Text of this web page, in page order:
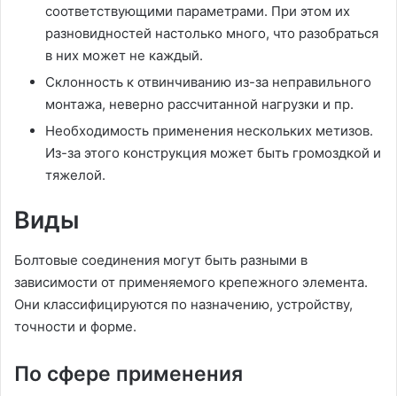
соответствующими параметрами. При этом их
разновидностей настолько много, что разобраться
в них может не каждый.
Склонность к отвинчиванию из-за неправильного
монтажа, неверно рассчитанной нагрузки и пр.
Необходимость применения нескольких метизов.
Из-за этого конструкция может быть громоздкой и
тяжелой.
Виды
Болтовые соединения могут быть разными в
зависимости от применяемого крепежного элемента.
Они классифицируются по назначению, устройству,
точности и форме.
По сфере применения